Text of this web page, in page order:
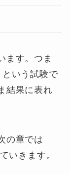
ます。つま
という試験で
結果に表れ
の章では
いきます。